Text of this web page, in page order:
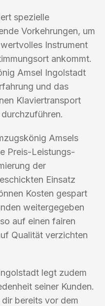
spezielle
Vorkehrungen, um
Instrument
ankommt.
Amsel Ingolstadt
und das
Klaviertransport
Amsels
Preis-Leistungs-
der
Einsatz
Kosten gespart
weitergegeben
auf einen fairen
Qualität verzichten
legt zudem
seiner Kunden.
bereits vor dem